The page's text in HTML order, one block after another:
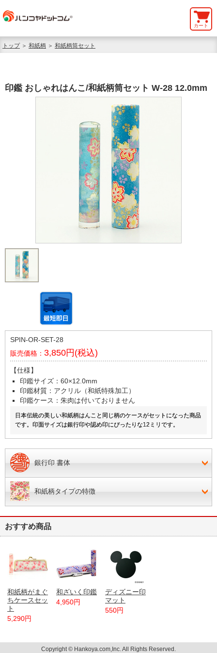
カート
トップ＞ 和紙柄 ＞ 和紙柄筒セット
印鑑 おしゃれはんこ/和紙柄筒セット W-28 12.0mm
SPIN-OR-SET-28
販売価格： 3,850円(税込)
【仕様】
印鑑サイズ：60×12.0mm
印鑑材質：アクリル（和紙特殊加工）
印鑑ケース：朱肉は付いておりません
日本伝統の美しい和紙柄はんこと同じ柄のケースがセットになった商品
です。印面サイズは銀行印や認め印にぴったりな12ミリです。
銀行印 書体
和紙柄タイプの特徴
おすすめ商品
和紙柄がまぐ
ちケースセッ
ト
5,290円
和ざいく印鑑
4,950円
ディズニー印
マット
550円
Copyright © Hankoya.com,Inc. All Rights Reserved.